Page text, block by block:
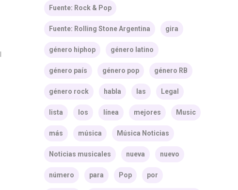
Fuente: Rock & Pop
Fuente: Rolling Stone Argentina gira
género hiphop género latino
género país género pop género RB
género rock habla las Legal
lista los línea mejores Music
más música Música Noticias
Noticias musicales nueva nuevo
número para Pop por